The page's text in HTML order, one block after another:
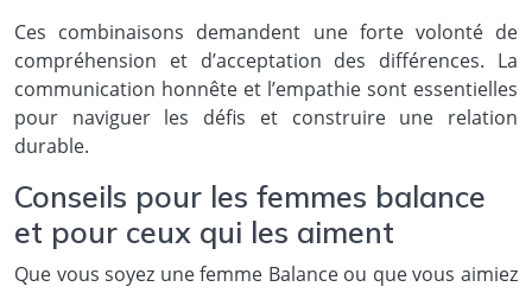
Ces combinaisons demandent une forte volonté de
compréhension et d’acceptation des différences. La
communication honnête et l’empathie sont essentielles
pour naviguer les défis et construire une relation
durable.
Conseils pour les femmes balance
et pour ceux qui les aiment
Que vous soyez une femme Balance ou que vous aimiez